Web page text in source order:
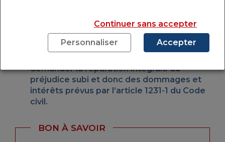
contractuelle de l’entrepreneur sur le
fondement des articles 1103 et 1104 du
Code civil. Ce recours entraîne une
demander la réparation intégrale du
préjudice subi et donc des dommages et
intérêts prévus par l’article 1231-1 du Code
civil.
BON À SAVOIR
Continuer sans accepter
Personnaliser
Accepter